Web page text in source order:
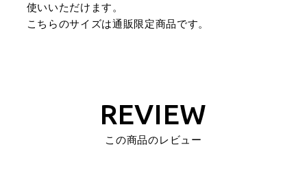
使いいただけます。
こちらのサイズは通販限定商品です。
REVIEW
この商品のレビュー